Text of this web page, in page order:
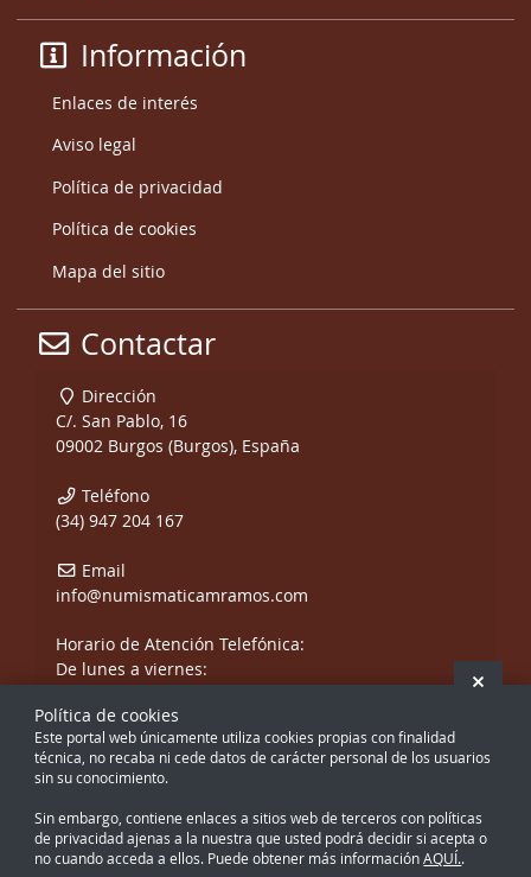
Información
Enlaces de interés
Aviso legal
Política de privacidad
Política de cookies
Mapa del sitio
Contactar
Dirección
C/. San Pablo, 16
09002 Burgos (Burgos), España
Teléfono
(34) 947 204 167
Email
info@numismaticamramos.com
Horario de Atención Telefónica:
De lunes a viernes:
y de 17:00 a 20:00 h.
Sábados, sólo mañanas.
Política de cookies
Este portal web únicamente utiliza cookies propias con finalidad
técnica, no recaba ni cede datos de carácter personal de los usuarios
sin su conocimiento.
Sin embargo, contiene enlaces a sitios web de terceros con políticas
de privacidad ajenas a la nuestra que usted podrá decidir si acepta o
no cuando acceda a ellos. Puede obtener más informaciónAQUÍ..